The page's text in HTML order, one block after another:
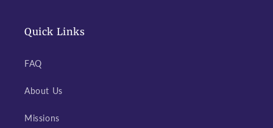
Quick Links
FAQ
About Us
Missions